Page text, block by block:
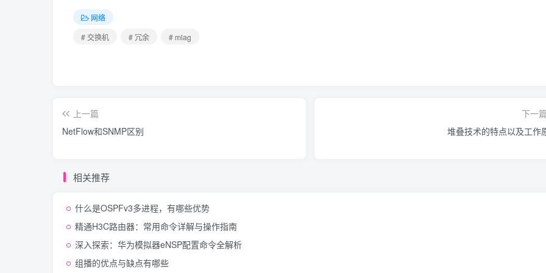
网络
# 交换机
# 冗余 # mlag
上一篇
NetFlow和SNMP区别
下一
堆叠技术的特点以及工作
相关推荐
什么是OSPFv3多进程，有哪些优势
精通H3C路由器：常用命令详解与操作指南
深入探索：华为模拟器eNSP配置命令全解析
组播的优点与缺点有哪些